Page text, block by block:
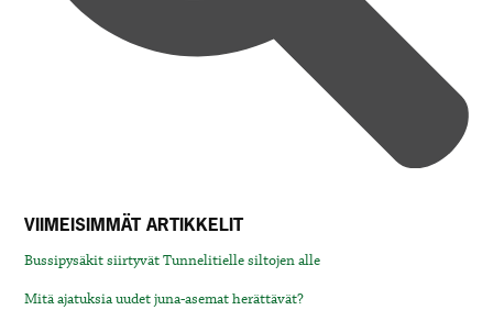
VIIMEISIMMÄT ARTIKKELIT
Bussipysäkit siirtyvät Tunnelitielle siltojen alle
Mitä ajatuksia uudet juna-asemat herättävät?